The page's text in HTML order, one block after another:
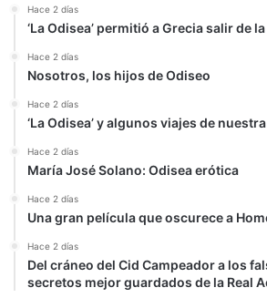
Hace 2 días
‘La Odisea’ permitió a Grecia salir de
Hace 2 días
Nosotros, los hijos de Odiseo
Hace 2 días
‘La Odisea’ y algunos viajes de
Hace 2 días
María José Solano: Odisea erótica
Hace 2 días
Una gran película que oscurece a
Hace 2 días
Del cráneo del Cid Campeador a los
secretos mejor guardados de la Real